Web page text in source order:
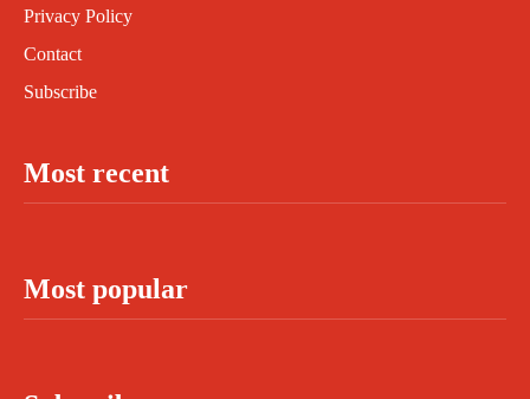
Privacy Policy
Contact
Subscribe
Most recent
Most popular